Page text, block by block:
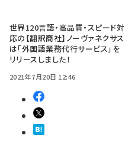
世界120言語・高品質・スピード対
応の【翻訳商社】ノーヴァネクサス
は「外国語業務代行サービス」を
リリースしました！
2021年7月20日 12:46